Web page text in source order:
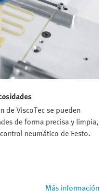
de ViscoTec se pueden
de forma precisa y limpia,
neumático de Festo.
Más información